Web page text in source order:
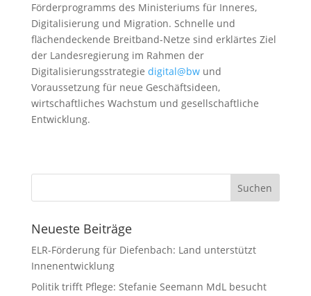
Förderprogramms des Ministeriums für Inneres,
Digitalisierung und Migration. Schnelle und
flächendeckende Breitband-Netze sind erklärtes Ziel
der Landesregierung im Rahmen der
Digitalisierungsstrategie digital@bwund
Voraussetzung für neue Geschäftsideen,
wirtschaftliches Wachstum und gesellschaftliche
Entwicklung.
Neueste Beiträge
ELR-Förderung für Diefenbach: Land unterstützt
Innenentwicklung
Politik trifft Pflege: Stefanie Seemann MdL besucht